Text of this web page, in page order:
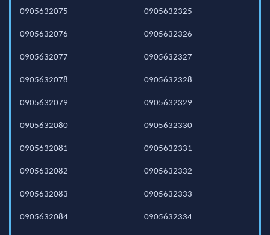
0905632075
0905632076
0905632077
0905632078
0905632079
0905632080
0905632081
0905632082
0905632083
0905632084
0905632325
0905632326
0905632327
0905632328
0905632329
0905632330
0905632331
0905632332
0905632333
0905632334